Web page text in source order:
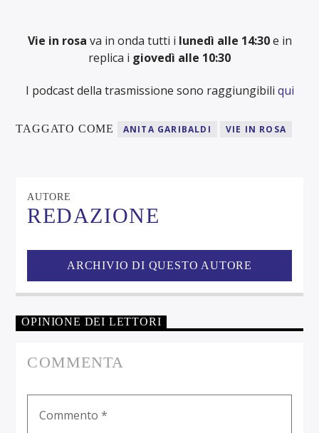
Vie in rosa va in onda tutti i lunedì alle 14:30e in
replica i giovedì alle 10:30
I podcast della trasmissione sono raggiungibili qui
TAGGATO COME ANITA GARIBALDI VIE IN ROSA
AUTORE
REDAZIONE
ARCHIVIO DI QUESTO AUTORE
OPINIONE DEI LETTORI
COMMENTA